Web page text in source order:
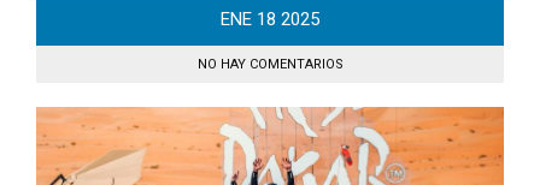
ENE 18 2025
NO HAY COMENTARIOS